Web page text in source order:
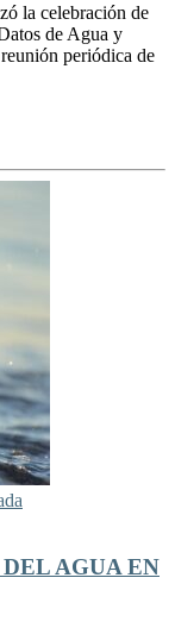
la celebración de
de Agua y
periódica de
AGUA EN